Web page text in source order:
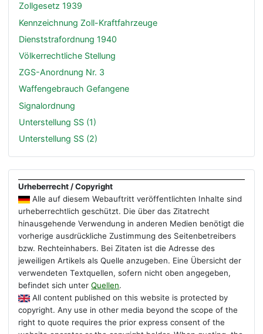
Zollgesetz 1939
Kennzeichnung Zoll-Kraftfahrzeuge
Dienststrafordnung 1940
Völkerrechtliche Stellung
ZGS-Anordnung Nr. 3
Waffengebrauch Gefangene
Signalordnung
Unterstellung SS (1)
Unterstellung SS (2)
Urheberrecht / Copyright
Alle auf diesem Webauftritt veröffentlichten Inhalte sind
urheberrechtlich geschützt. Die über das Zitatrecht
hinausgehende Verwendung in anderen Medien benötigt die
vorherige ausdrückliche Zustimmung des Seitenbetreibers
bzw. Rechteinhabers. Bei Zitaten ist die Adresse des
jeweiligen Artikels als Quelle anzugeben. Eine Übersicht der
verwendeten Textquellen, sofern nicht oben angegeben,
befindet sich unterQuellen.
All content published on this website is protected by
copyright. Any use in other media beyond the scope of the
right to quote requires the prior express consent of the